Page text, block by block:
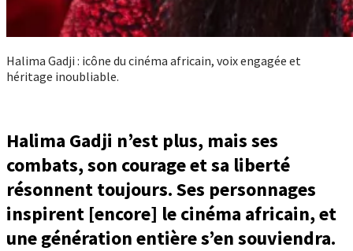
Halima Gadji : icône du cinéma africain, voix engagée et
héritage inoubliable.
Halima Gadji n’est plus, mais ses
combats, son courage et sa liberté
résonnent toujours. Ses personnages
inspirent [encore] le cinéma africain, et
une génération entière s’en souviendra.